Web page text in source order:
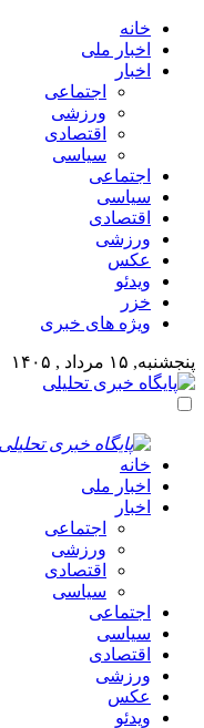
خانه
اخبار ملی
اخبار
اجتماعی
ورزشی
اقتصادی
سیاسی
اجتماعی
سیاسی
اقتصادی
ورزشی
عکس
ویدئو
خزر
ویژه های خبری
پنجشنبه, ۱۵ مرداد , ۱۴۰۵
خانه
اخبار ملی
اخبار
اجتماعی
ورزشی
اقتصادی
سیاسی
اجتماعی
سیاسی
اقتصادی
ورزشی
عکس
ویدئو